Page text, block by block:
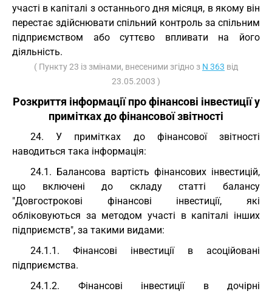
участі в капіталі з останнього дня місяця, в якому він
перестає здійснювати спільний контроль за спільним
підприємством або суттєво впливати на його
діяльність.
( Пункту 23 із змінами, внесеними згідно з N 363 від
23.05.2003 )
Розкриття інформації про фінансові інвестиції у
примітках до фінансової звітності
24. У примітках до фінансової звітності
наводиться така інформація:
24.1. Балансова вартість фінансових інвестицій,
що включені до складу статті балансу
"Довгострокові фінансові інвестиції, які
обліковуються за методом участі в капіталі інших
підприємств", за такими видами:
24.1.1. Фінансові інвестиції в асоційовані
підприємства.
24.1.2. Фінансові інвестиції в дочірні